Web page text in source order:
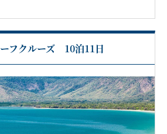
フクルーズ 10泊11日